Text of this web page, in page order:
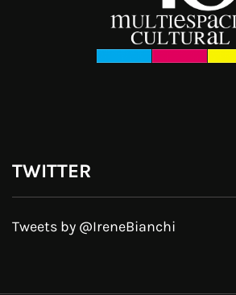
TWITTER
Tweets by @IreneBianchi